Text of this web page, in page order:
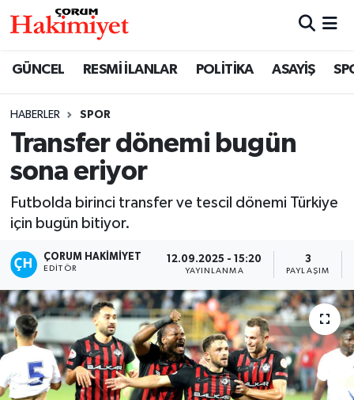
GÜNCEL RESMİ İLANLAR POLİTİKA ASAYİŞ
HABERLER SPOR
Transfer dönemi bugün
sona eriyor
Futbolda birinci transfer ve tescil dönemi Türkiye
için bugün bitiyor.
ÇORUM HAKIMIYET
EDITÖR
12.09.2025 - 15:20
YAYINLANMA
3
PAYLAŞIM
SAĞLIK
ASAYİŞ
EKONOMİ
GÜNCEL
AKTÜEL
EĞİTİM
İLÇELER
Nöbetçi Eczaneler
Çorum Namaz Vakitleri
Trafik Durumu
Süper Lig Puan Durumu ve Fikstür
Tüm Manşetler
Son Dakika Haberleri
Haber Arşivi